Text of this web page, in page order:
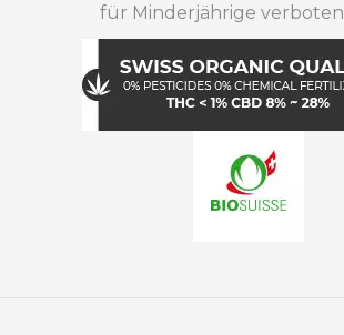
für Minderjährige verboten